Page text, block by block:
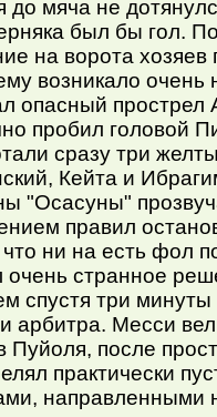
до мяча не
был бы гол.
на ворота
возникало очень
опасный
пробил головой
сразу три
Кейта и
"Осасуны"
правил
ни на есть фол
очень странное
спустя три
арбитра. Месси
Пуйоля, после
практически
направленными